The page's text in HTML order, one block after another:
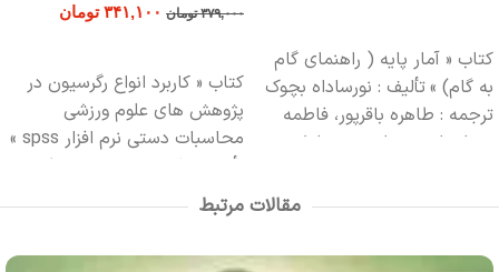
کتاب « آمار پایه ( راهنمای گام
به گام) »تألیف : نورساداه بچوک
ترجمه : طاهره باقرپور، فاطمه
زیرراهیان، مهناز نجفی، لیلا
چاپ :
۳۷۹,۰۰۰ تومان ۳۴۱,۱۰۰ تومان
کتاب « کاربرد انواع رگرسیون در
پژوهش های علوم ورزشی
محاسبات دستی نرم افزار spss »
تألیف : دکتر حسین پورسلطانی
زرندی، دکتر سیده طاهره موسوی
راد
مصورقطع : وزیریچاپ : اول
مقالات مرتبط